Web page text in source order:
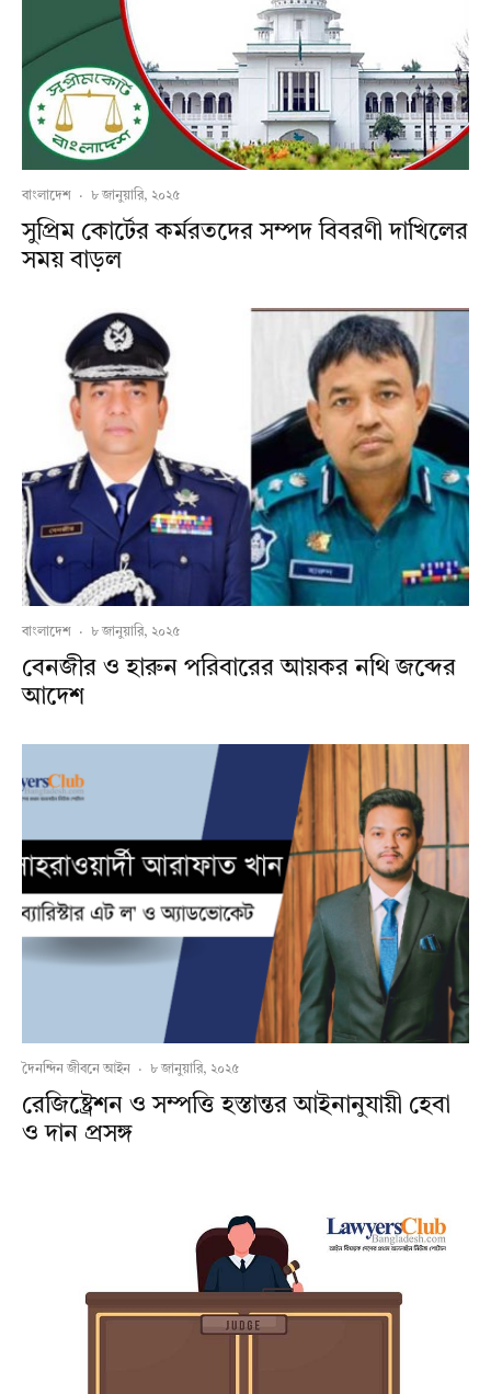
বাংলাদেশ · ৮ জানুয়ারি, ২০২৫
সুপ্রিম কোর্টের কর্মরতদের সম্পদ বিবরণী দাখিলের
সময় বাড়ল
বাংলাদেশ · ৮ জানুয়ারি, ২০২৫
বেনজীর ও হারুন পরিবারের আয়কর নথি জব্দের
আদেশ
দৈনন্দিন জীবনে আইন · ৮ জানুয়ারি, ২০২৫
রেজিষ্ট্রেশন ও সম্পত্তি হস্তান্তর আইনানুযায়ী হেবা
ও দান প্রসঙ্গ